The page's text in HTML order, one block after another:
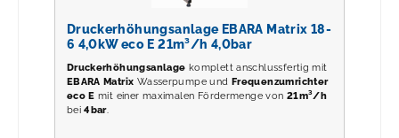
Druckerhöhungsanlage EBARA Matrix 18-
6 4,0kW eco E 21m³/h 4,0bar
Druckerhöhungsanlage komplett anschlussfertig mit
EBARA Matrix Wasserpumpe und Frequenzumrichter
eco Emit einer maximalen Fördermenge von 21m³/h
bei4bar.